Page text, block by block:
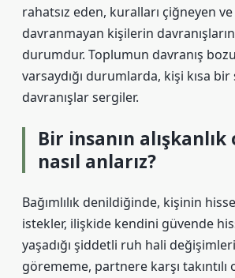
rahatsız eden, kuralları çiğneyen
davranmayan kişilerin
durumdur. Toplumun davranış
varsaydığı durumlarda, kişi kısa bir
davranışlar sergiler.
Bir insanın
nasıl anlarız?
Bağımlılık denildiğinde, kişinin
istekler, ilişkide kendini güvende
yaşadığı şiddetli ruh hali
görememe, partnere karşı